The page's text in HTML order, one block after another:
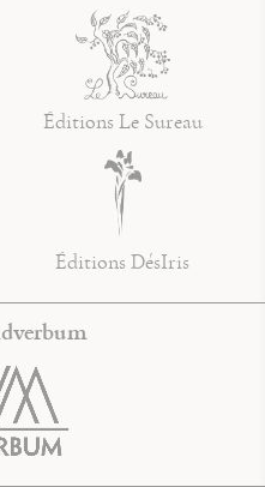
Éditions Le Sureau
Éditions DésIris